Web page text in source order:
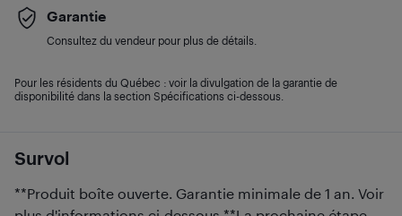
Survol
**Produit boîte ouverte. Garantie minimale de 1 an. Voir
Garantie
Consultez du vendeur pour plus de détails.
Pour les résidents du Québec : voir la divulgation de la garantie de
disponibilité dans la section Spécifications ci-dessous.